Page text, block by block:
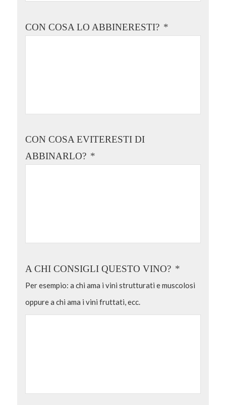
CON COSA LO ABBINERESTI? *
CON COSA EVITERESTI DI
ABBINARLO? *
A CHI CONSIGLI QUESTO VINO? *
Per esempio: a chi ama i vini strutturati e muscolosi
oppure a chi ama i vini fruttati, ecc.